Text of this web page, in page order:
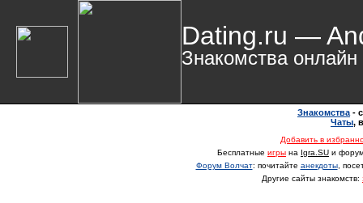
Dating.ru —
Знакомства онлайн
Знакомства -
Чаты,
Добавить в
Бесплатные игры на Igra.SU и
Форум Волчат: почитайте анекдоты,
Другие сайты знакомств: